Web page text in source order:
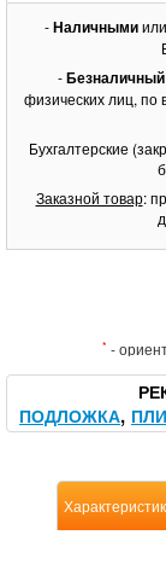
-Наличнымиили
-Безналичный
физических лиц,
Бухгалтерские
Заказной товар:
* -
ПОДЛОЖКА